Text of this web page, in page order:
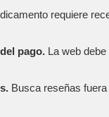
requiere
pago. La web
Busca reseñas